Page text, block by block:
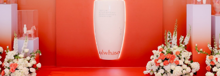
Journal
Tài trợ
Liên hệ